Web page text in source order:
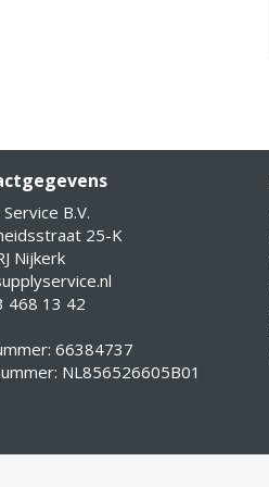
B.V.
25-K
Nijkerk
468 13 42
66384737
NL856526605B01